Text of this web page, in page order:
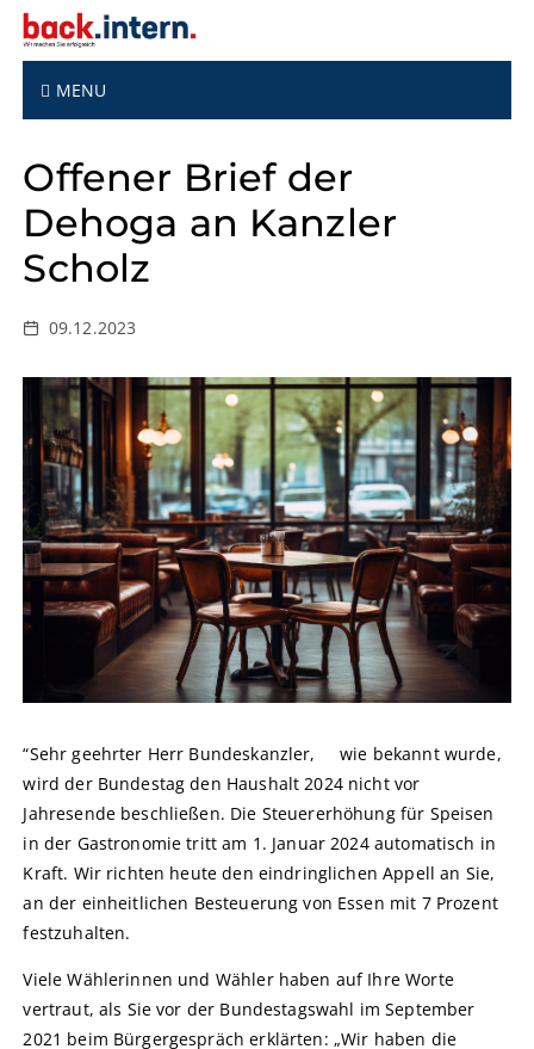
MENU
Offener Brief der
Dehoga an Kanzler
Scholz
09.12.2023
“Sehr geehrter Herr Bundeskanzler, wie bekannt wurde,
wird der Bundestag den Haushalt 2024 nicht vor
Jahresende beschließen. Die Steuererhöhung für Speisen
in der Gastronomie tritt am 1. Januar 2024 automatisch in
Kraft. Wir richten heute den eindringlichen Appell an Sie,
an der einheitlichen Besteuerung von Essen mit 7 Prozent
festzuhalten.
Viele Wählerinnen und Wähler haben auf Ihre Worte
vertraut, als Sie vor der Bundestagswahl im September
2021 beim Bürgergespräch erklärten: „Wir haben die